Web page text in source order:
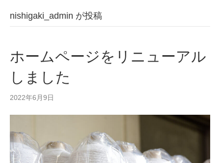
nishigaki_admin が投稿
ホームページをリニューアル
しました
2022年6月9日